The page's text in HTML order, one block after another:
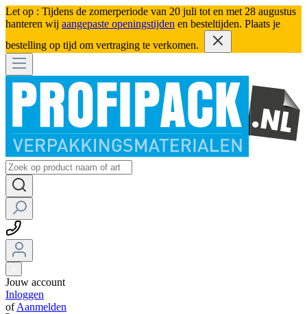
Let op : Tijdens de zomerperiode van 20 juli tot en met 28 augustus
hanteren wij aangepaste openingstijden en besteltijden. Plaats je
bestelling op tijd om vertraging te verkomen.
Jouw account
Inloggen
ofAanmelden